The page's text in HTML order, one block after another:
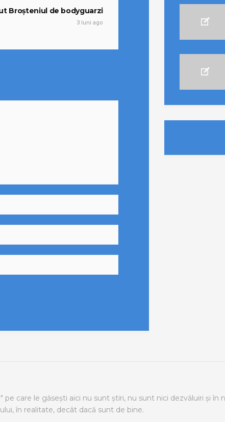
Broșteniul de bodyguarzi
3 luni ago
care le găsești aici nu sunt știri, nu sunt nici dezvăluiri și în
în realitate, decât dacă sunt de bine.